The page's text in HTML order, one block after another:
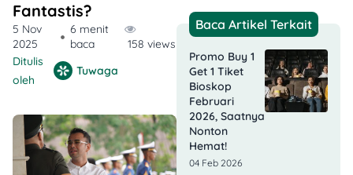
Fantastis?
5 Nov
2025
6 menit
baca
158 views
Ditulis
oleh
Tuwaga
Baca Artikel Terkait
Promo Buy 1
Get 1 Tiket
Bioskop
Februari
2026, Saatnya
Nonton
Hemat!
04 Feb 2026